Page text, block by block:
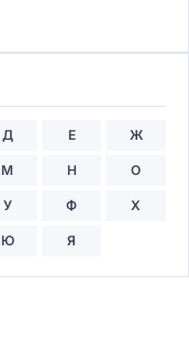
Д Е Ж
М Н О
У Ф Х
Ю Я